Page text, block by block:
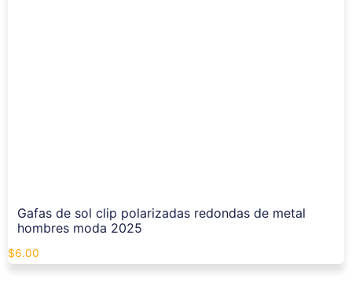
Gafas de sol clip polarizadas redondas de metal
hombres moda 2025
$6.00